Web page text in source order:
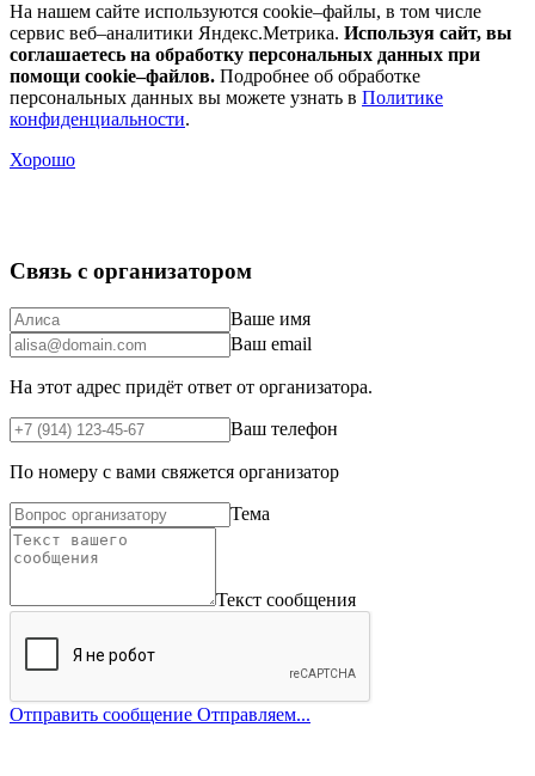
На нашем сайте используются cookie–файлы, в том числе
сервис веб–аналитики Яндекс.Метрика. Используя сайт, вы
соглашаетесь на обработку персональных данных при
помощи cookie–файлов. Подробнее об обработке
персональных данных вы можете узнать в Политике
конфиденциальности.
Хорошо
Связь с организатором
Ваше имя
Ваш email
На этот адрес придёт ответ от организатора.
Ваш телефон
По номеру с вами свяжется организатор
Тема
Текст сообщения
Отправить сообщение Отправляем...